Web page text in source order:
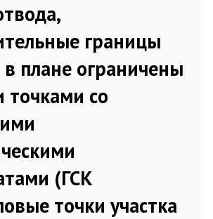
границы
в плане ограничены
точками со
(ГСК
точки участка